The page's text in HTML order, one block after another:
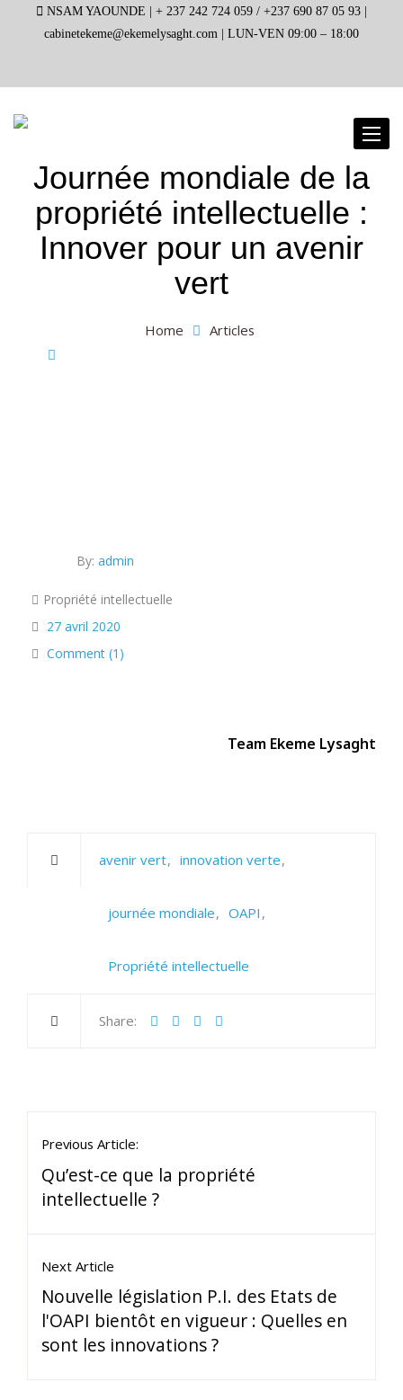
NSAM YAOUNDE | + 237 242 724 059 / +237 690 87 05 93 |
cabinetekeme@ekemelysaght.com | LUN-VEN 09:00 – 18:00
Journée mondiale de la
propriété intellectuelle :
Innover pour un avenir
vert
Home
Articles
By: admin
Propriété intellectuelle
27 avril 2020
Comment (1)
Team Ekeme Lysaght
avenir vert innovation verte
journée mondiale OAPI
Propriété intellectuelle
Share:
Previous Article:
Qu’est-ce que la propriété
intellectuelle ?
Next Article
Nouvelle législation P.I. des Etats de
l'OAPI bientôt en vigueur : Quelles en
sont les innovations ?